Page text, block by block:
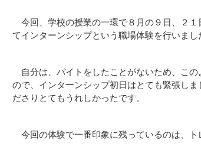
今回、学校の授業の一環で８月の９日、２
てインターンシップという職場体験を行いまし
自分は、バイトをしたことがないため、こ
ので、インターンシップ初日はとても緊張し
ださりとてもうれしかったです。
今回の体験で一番印象に残っているのは、ト